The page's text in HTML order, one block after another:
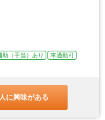
助（手当）あり
車通勤可
に興味がある